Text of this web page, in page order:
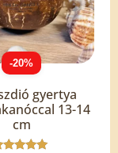
-20%
gyertya
13-14
cm